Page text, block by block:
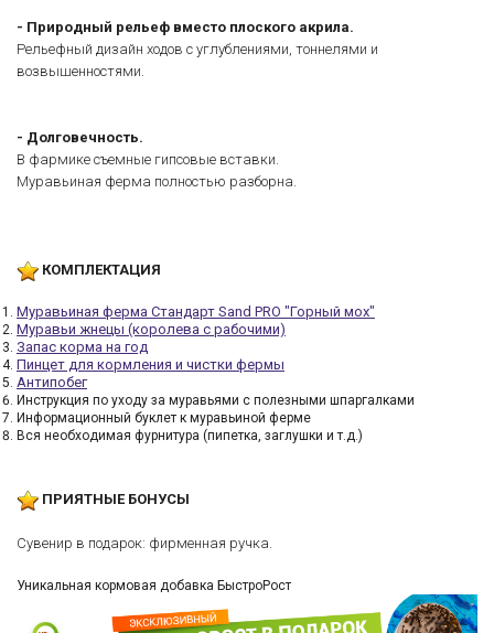
- Природный рельеф вместо плоского акрила.
Рельефный дизайн ходов с углублениями, тоннелями и
возвышенностями.
- Долговечность.
В фармике съемные гипсовые вставки.
Муравьиная ферма полностью разборна.
КОМПЛЕКТАЦИЯ
Муравьиная ферма Стандарт Sand PRO "Горный мох"
Муравьи жнецы (королева с рабочими)
Запас корма на год
Пинцет для кормления и чистки фермы
Антипобег
Инструкция по уходу за муравьями с полезными шпаргалками
Информационный буклет к муравьиной ферме
Вся необходимая фурнитура (пипетка, заглушки и т.д.)
ПРИЯТНЫЕ БОНУСЫ
Сувенир в подарок: фирменная ручка.
Уникальная кормовая добавка БыстроРост